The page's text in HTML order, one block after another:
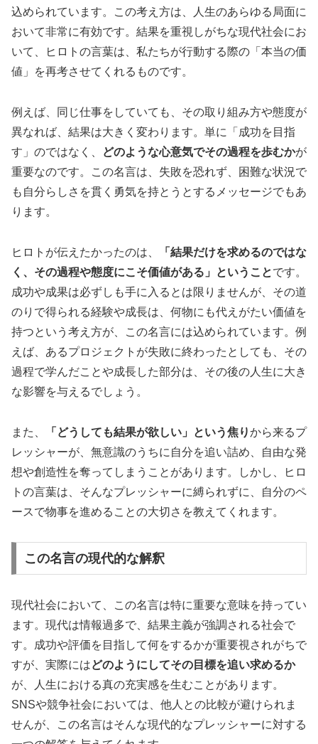
込められています。この考え方は、人生のあらゆる局面に
おいて非常に有効です。結果を重視しがちな現代社会にお
いて、ヒロトの言葉は、私たちが行動する際の「本当の価
値」を再考させてくれるものです。
例えば、同じ仕事をしていても、その取り組み方や態度が
異なれば、結果は大きく変わります。単に「成功を目指
す」のではなく、
どのような心意気でその過程を歩むかが
重要なのです。この名言は、失敗を恐れず、困難な状況で
も自分らしさを貫く勇気を持とうとするメッセージでもあ
ります。
ヒロトが伝えたかったのは、
「結果だけを求めるのではな
く、その過程や態度にこそ価値がある」ということです。
成功や成果は必ずしも手に入るとは限りませんが、その道
のりで得られる経験や成長は、何物にも代えがたい価値を
持つという考え方が、この名言には込められています。例
えば、あるプロジェクトが失敗に終わったとしても、その
過程で学んだことや成長した部分は、その後の人生に大き
な影響を与えるでしょう。
また、 「どうしても結果が欲しい」という焦りから来るプ
レッシャーが、無意識のうちに自分を追い詰め、自由な発
想や創造性を奪ってしまうことがあります。しかし、ヒロ
トの言葉は、そんなプレッシャーに縛られずに、自分のペ
ースで物事を進めることの大切さを教えてくれます。
この名言の現代的な解釈
現代社会において、この名言は特に重要な意味を持ってい
ます。現代は情報過多で、結果主義が強調される社会で
す。成功や評価を目指して何をするかが重要視されがちで
すが、実際にはどのようにしてその目標を追い求めるか
が、人生における真の充実感を生むことがあります。
SNSや競争社会においては、他人との比較が避けられま
せんが、この名言はそんな現代的なプレッシャーに対する